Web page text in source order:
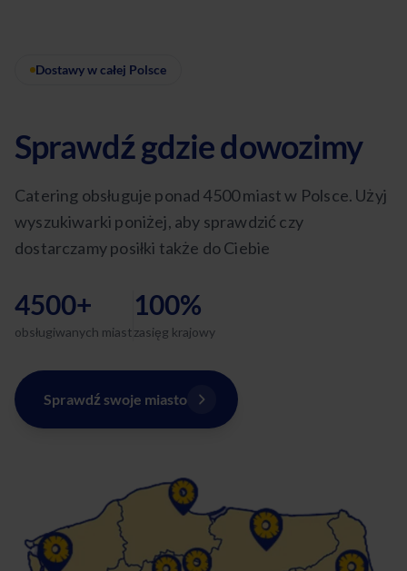
Dostawy w całej Polsce
Sprawdź gdzie dowozimy
Catering obsługuje ponad 4500 miast w Polsce. Użyj
wyszukiwarki poniżej, aby sprawdzić czy
dostarczamy posiłki także do Ciebie
4500+
obsługiwanych miast
100%
zasięg krajowy
Sprawdź swoje miasto